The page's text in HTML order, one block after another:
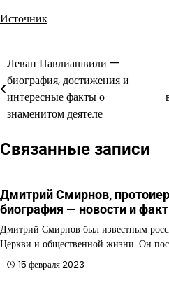
Источник
Навигация
по
записям
Леван Павлиашвили —
биография, достижения и
интересные факты о
знаменитом деятеле
Связанные записи
Дмитрий Смирнов,
биография — новости и
Дмитрий Смирнов был известным
Церкви и общественной жизни. Он
15 февраля 2023